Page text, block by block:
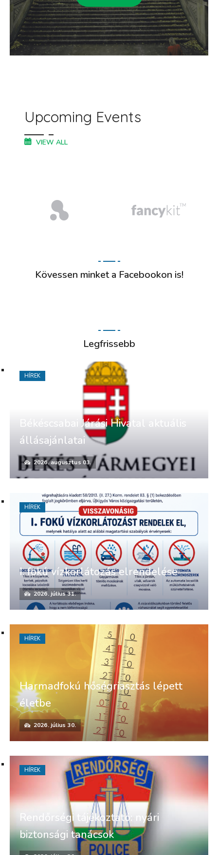
Upcoming Events
VIEW ALL
Kövessen minket a Facebookon is!
Legfrissebb
Békéscsabai Járási Hivatal aktuális
állásajánlatai
2026. augusztus 03.
HÍREK
I. fokú vízkorlátozás elrendelése
2026. július 31.
HÍREK
Harmadfokú hőségriasztás lépett
életbe
2026. július 30.
HÍREK
Rendőrségi tájékoztató: nyári
biztonsági tanácsok
HÍREK